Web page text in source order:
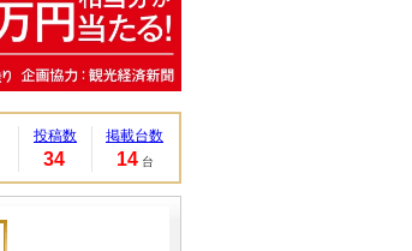
投稿数
34
掲載台数
14 台